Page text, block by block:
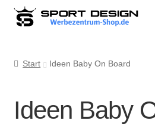
Zur
Navigation
Zum
Inhalt
Kompaktklasse
Kombi
Cabrio
Start Ideen Baby On Board
Ideen Baby